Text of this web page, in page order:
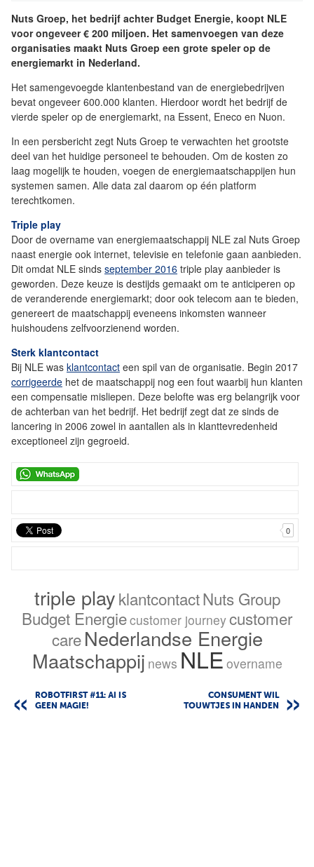
Nuts Groep, het bedrijf achter Budget Energie, koopt NLE
voor ongeveer € 200 miljoen. Het samenvoegen van deze
organisaties maakt Nuts Groep een grote speler op de
energiemarkt in Nederland.
Het samengevoegde klantenbestand van de energiebedrijven
bevat ongeveer 600.000 klanten. Hierdoor wordt het bedrijf de
vierde speler op de energiemarkt, na Essent, Eneco en Nuon.
In een persbericht zegt Nuts Groep te verwachten het grootste
deel van het huidige personeel te behouden. Om de kosten zo
laag mogelijk te houden, voegen de energiemaatschappijen hun
systemen samen. Alle data zal daarom op één platform
terechtkomen.
Triple play
Door de overname van energiemaatschappij NLE zal Nuts Groep
naast energie ook internet, televisie en telefonie gaan aanbieden.
Dit omdat NLE sinds september 2016 triple play aanbieder is
geworden. Deze keuze is destijds gemaakt om te anticiperen op
de veranderende energiemarkt; door ook telecom aan te bieden,
genereert de maatschappij eveneens inkomsten wanneer
huishoudens zelfvoorzienend worden.
Sterk klantcontact
Bij NLE was klantcontact een spil van de organisatie. Begin 2017
corrigeerde het de maatschappij nog een fout waarbij hun klanten
een compensatie misliepen. Deze belofte was erg belangrijk voor
de achterban van het bedrijf. Het bedrijf zegt dat ze sinds de
lancering in 2006 zowel in aantallen als in klanttevredenheid
exceptioneel zijn gegroeid.
0
triple playklantcontactNuts Group
Budget Energiecustomer journeycustomer
care Nederlandse Energie
Maatschappij news NLE overname
ROBOTFIRST #11: AI IS
GEEN MAGIE!
CONSUMENT WIL
TOUWTJES IN HANDEN